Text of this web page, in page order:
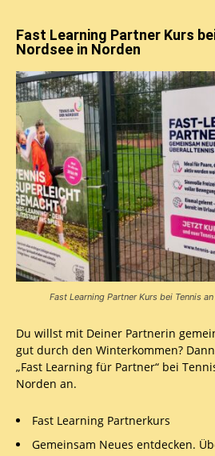
Fast Learning Partner Kurs
Nordsee in Norden
Fast Learning Partner Kurs bei Tennis
Du willst mit Deiner Partnerin
gut durch den Winterkommen?
„Fast Learning für Partner“ bei
Norden an.
Fast Learning Partnerkurs
Gemeinsam Neues entdecken.